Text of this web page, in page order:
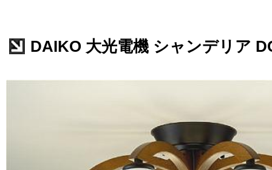
DAIKO 大光電機 シャンデリア